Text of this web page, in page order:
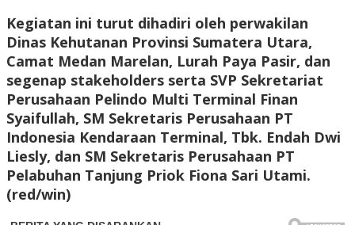
Kegiatan ini turut dihadiri oleh perwakilan
Dinas Kehutanan Provinsi Sumatera Utara,
Camat Medan Marelan, Lurah Paya Pasir, dan
segenap stakeholders serta SVP Sekretariat
Perusahaan Pelindo Multi Terminal Finan
Syaifullah, SM Sekretaris Perusahaan PT
Indonesia Kendaraan Terminal, Tbk. Endah Dwi
Liesly, dan SM Sekretaris Perusahaan PT
Pelabuhan Tanjung Priok Fiona Sari Utami.
(red/win)